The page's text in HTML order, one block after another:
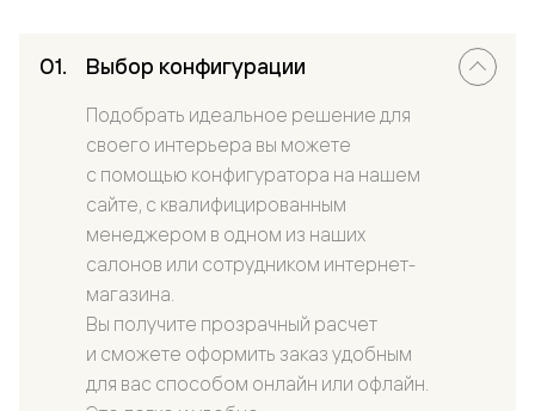
Выбор конфигурации
Подобрать идеальное решение для
своего интерьера вы можете
с помощью конфигуратора на нашем
сайте, с квалифицированным
менеджером в одном из наших
салонов или сотрудником интернет-
магазина.
Вы получите прозрачный расчет
и сможете оформить заказ удобным
для вас способом онлайн или офлайн.